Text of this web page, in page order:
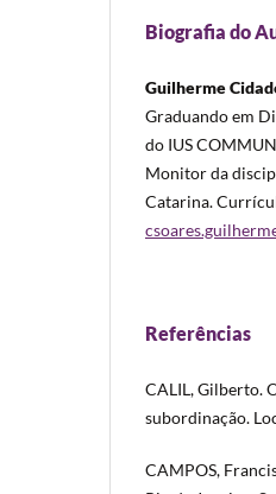
Biografia do
Guilherme
Graduando em
do IUS
Monitor da
Catarina.
Referências
CALIL, Gilberto.
subordinação.
CAMPOS,